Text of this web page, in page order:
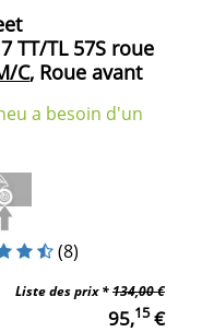
TT/TL 57S roue
C, Roue avant
a besoin d'un
(8)
Liste des prix *134,00 €
95,15€